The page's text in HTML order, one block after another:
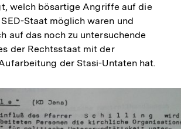
der
welch bösartige Angriffe auf die
Staat möglich waren und
auf das noch zu untersuchende
der Rechtsstaat mit der
der Stasi-Untaten hat.